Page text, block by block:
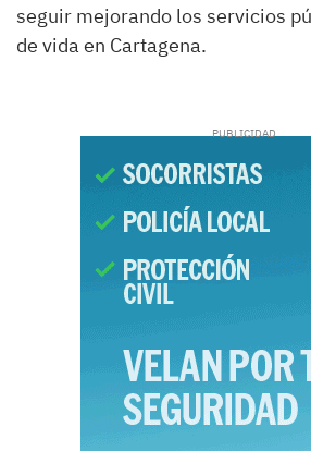
seguir mejorando los servicios
de vida en Cartagena.